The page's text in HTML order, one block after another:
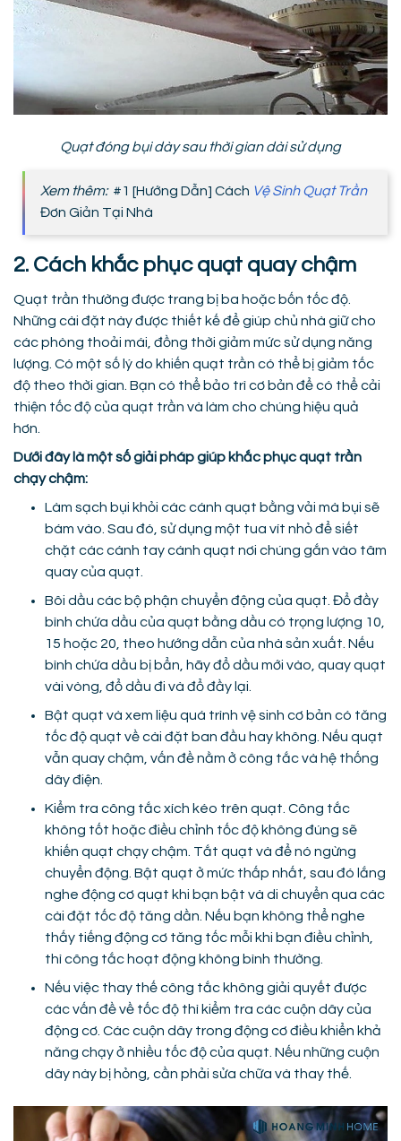
Quạt đóng bụi dày sau thời gian dài sử dụng
Xem thêm: #1 [Hướng Dẫn] Cách Vệ Sinh Quạt Trần
Đơn Giản Tại Nhà
2. Cách khắc phục quạt quay chậm
Quạt trần thường được trang bị ba hoặc bốn tốc độ.
Những cài đặt này được thiết kế để giúp chủ nhà giữ cho
các phòng thoải mái, đồng thời giảm mức sử dụng năng
lượng. Có một số lý do khiến quạt trần có thể bị giảm tốc
độ theo thời gian. Bạn có thể bảo trì cơ bản để có thể cải
thiện tốc độ của quạt trần và làm cho chúng hiệu quả
hơn.
Dưới đây là một số giải pháp giúp khắc phục quạt trần
chạy chậm:
Làm sạch bụi khỏi các cánh quạt bằng vải mà bụi sẽ
bám vào. Sau đó, sử dụng một tua vít nhỏ để siết
chặt các cánh tay cánh quạt nơi chúng gắn vào tâm
quay của quạt.
Bôi dầu các bộ phận chuyển động của quạt. Đổ đầy
bình chứa dầu của quạt bằng dầu có trọng lượng 10,
15 hoặc 20, theo hướng dẫn của nhà sản xuất. Nếu
bình chứa dầu bị bẩn, hãy đổ dầu mới vào, quay quạt
vài vòng, đổ dầu đi và đổ đầy lại.
Bật quạt và xem liệu quá trình vệ sinh cơ bản có tăng
tốc độ quạt về cài đặt ban đầu hay không. Nếu quạt
vẫn quay chậm, vấn đề nằm ở công tắc và hệ thống
dây điện.
Kiểm tra công tắc xích kéo trên quạt. Công tắc
không tốt hoặc điều chỉnh tốc độ không đúng sẽ
khiến quạt chạy chậm. Tắt quạt và để nó ngừng
chuyển động. Bật quạt ở mức thấp nhất, sau đó lắng
nghe động cơ quạt khi bạn bật và di chuyển qua các
cài đặt tốc độ tăng dần. Nếu bạn không thể nghe
thấy tiếng động cơ tăng tốc mỗi khi bạn điều chỉnh,
thì công tắc hoạt động không bình thường.
Nếu việc thay thế công tắc không giải quyết được
các vấn đề về tốc độ thì kiểm tra các cuộn dây của
động cơ. Các cuộn dây trong động cơ điều khiển khả
năng chạy ở nhiều tốc độ của quạt. Nếu những cuộn
dây này bị hỏng, cần phải sửa chữa và thay thế.